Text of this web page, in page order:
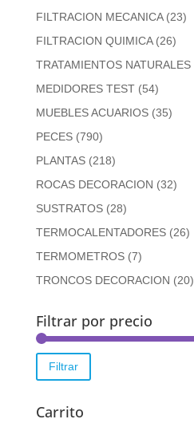
FILTRACION MECANICA (23)
FILTRACION QUIMICA (26)
TRATAMIENTOS NATURALES
MEDIDORES TEST (54)
MUEBLES ACUARIOS (35)
PECES (790)
PLANTAS (218)
ROCAS DECORACION (32)
SUSTRATOS (28)
TERMOCALENTADORES (26)
TERMOMETROS (7)
TRONCOS DECORACION (20)
Filtrar por precio
Filtrar
Carrito